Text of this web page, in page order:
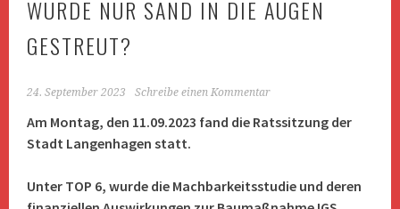
WURDE NUR SAND IN DIE AUGEN
GESTREUT?
24. September 2023 Schreibe einen Kommentar
Am Montag, den 11.09.2023 fand die Ratssitzung der
Stadt Langenhagen statt.
Unter TOP 6, wurde die Machbarkeitsstudie und deren